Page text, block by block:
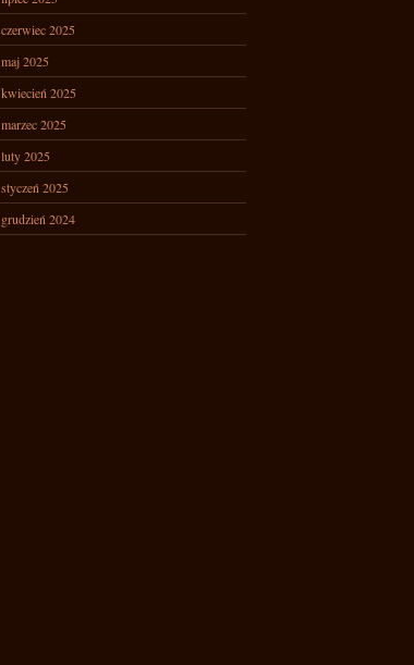
czerwiec 2025
maj 2025
kwiecień 2025
marzec 2025
luty 2025
styczeń 2025
grudzień 2024